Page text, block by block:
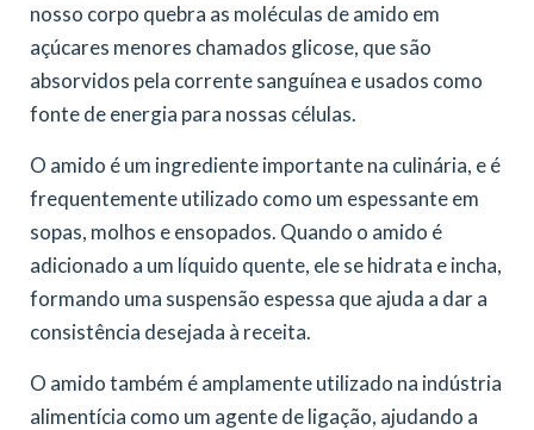
nosso corpo quebra as moléculas de amido em
açúcares menores chamados glicose, que são
absorvidos pela corrente sanguínea e usados como
fonte de energia para nossas células.
O amido é um ingrediente importante na culinária, e é
frequentemente utilizado como um espessante em
sopas, molhos e ensopados. Quando o amido é
adicionado a um líquido quente, ele se hidrata e incha,
formando uma suspensão espessa que ajuda a dar a
consistência desejada à receita.
O amido também é amplamente utilizado na indústria
alimentícia como um agente de ligação, ajudando a